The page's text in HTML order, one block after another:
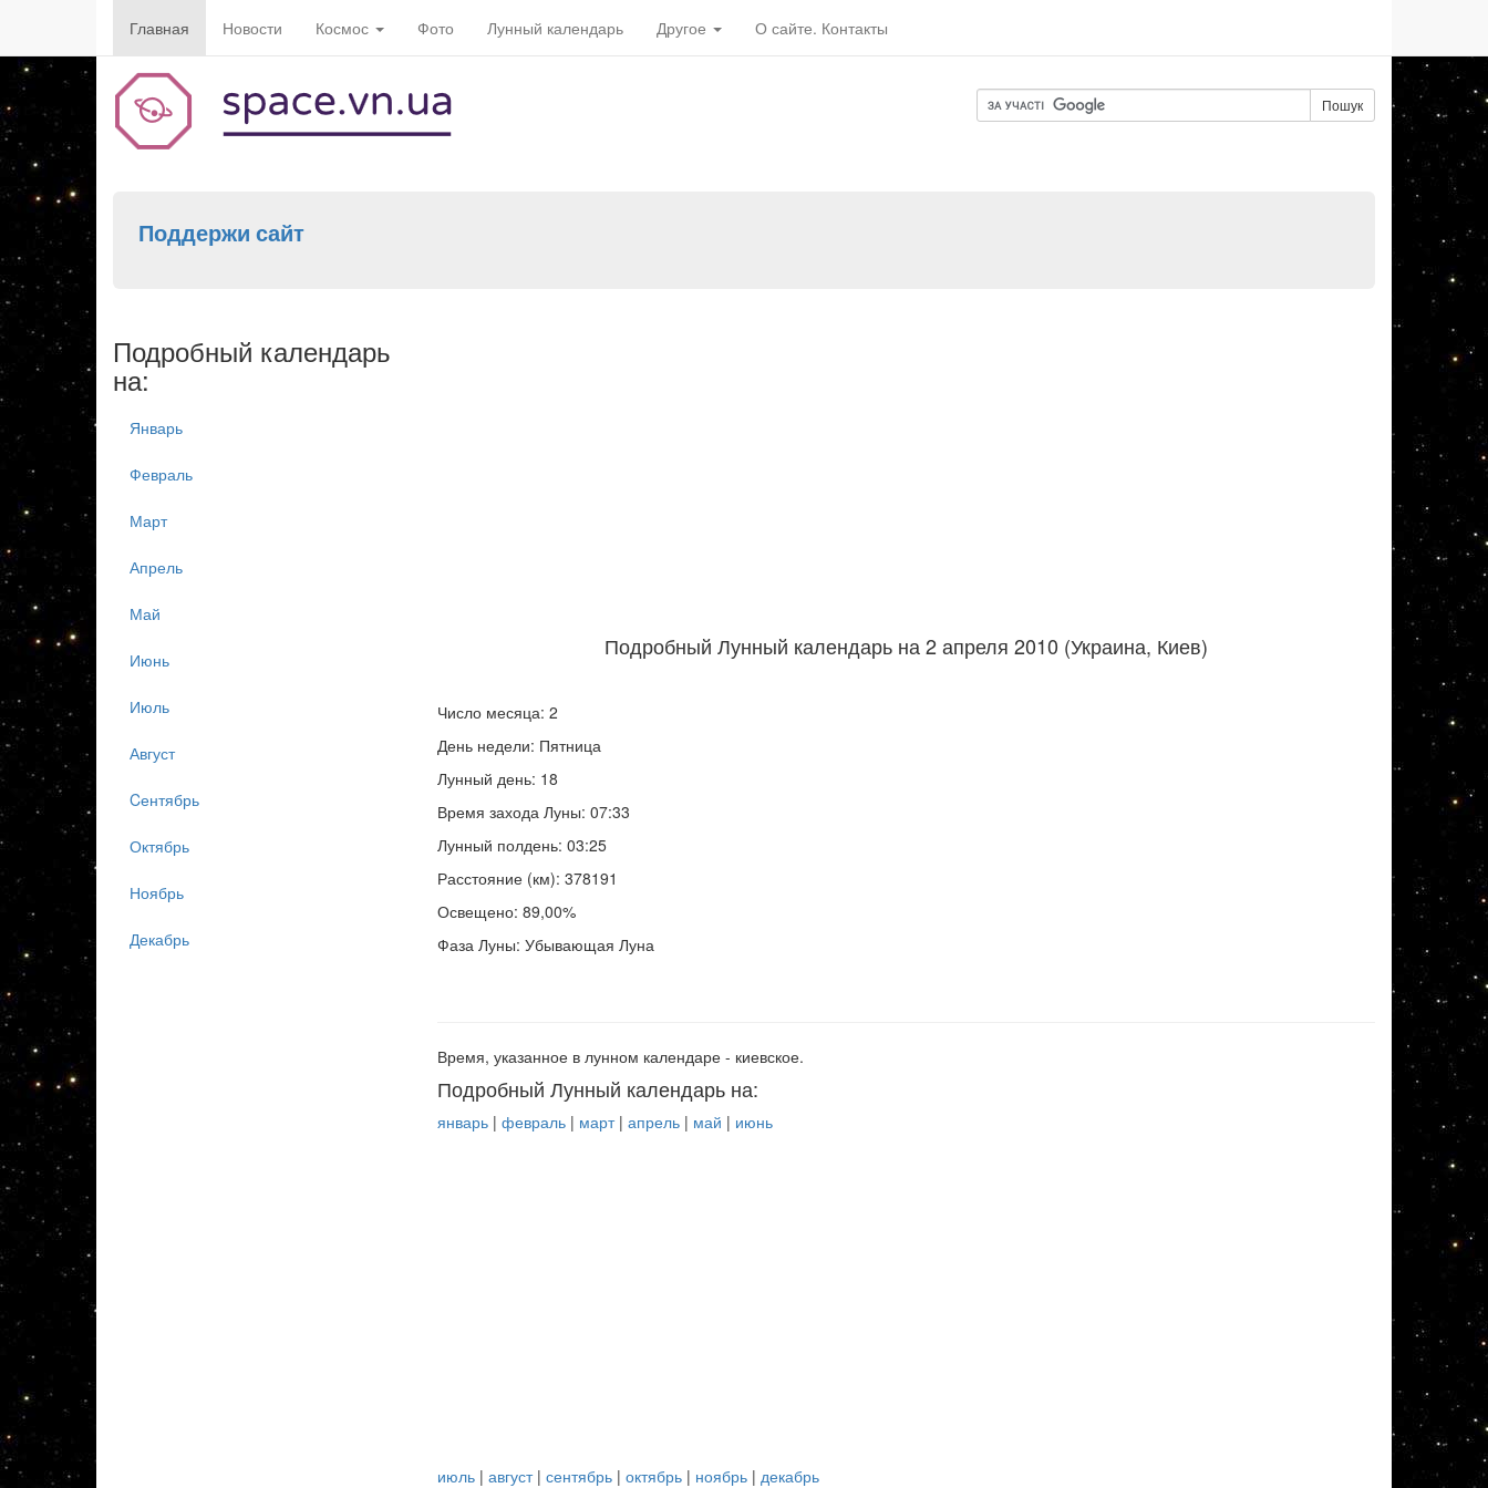
Главная Новости Космос Фото Лунный календарь Другое О сайте. Контакты
Пошук
Поддержи сайт
Подробный Лунный календарь на 2 апреля 2010 (Украина, Киев)
Число месяца: 2
День недели: Пятница
Лунный день: 18
Время захода Луны: 07:33
Лунный полдень: 03:25
Расстояние (км): 378191
Освещено: 89,00%
Фаза Луны: Убывающая Луна
Время, указанное в лунном календаре - киевское.
Подробный Лунный календарь на:
январь| февраль| март| апрель| май | июнь
июль| август| сентябрь| октябрь| ноябрь| декабрь
Подробный календарь
на:
Январь
Февраль
Март
Апрель
Май
Июнь
Июль
Август
Cентябрь
Октябрь
Ноябрь
Декабрь